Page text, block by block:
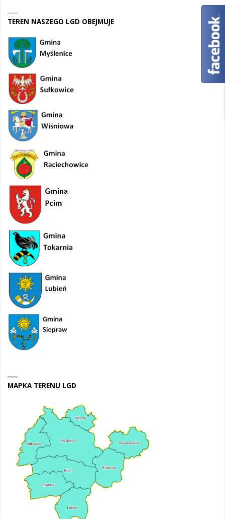
TEREN NASZEGO LGD OBEJMUJE
MAPKA TERENU LGD